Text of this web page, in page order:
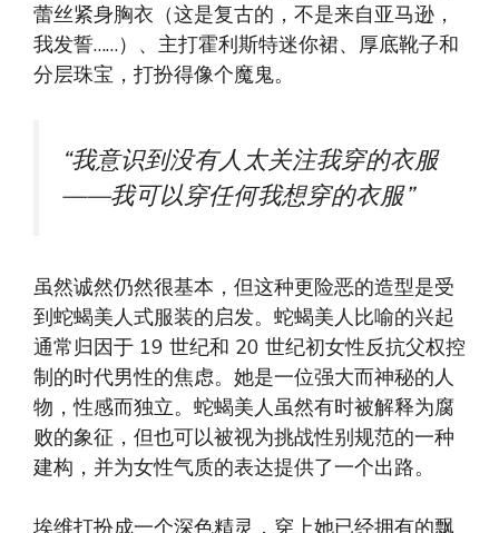
蕾丝紧身胸衣（这是复古的，不是来自亚马逊，
我发誓……）、主打霍利斯特迷你裙、厚底靴子和
分层珠宝，打扮得像个魔鬼。
“我意识到没有人太关注我穿的衣服
——我可以穿任何我想穿的衣服”
虽然诚然仍然很基本，但这种更险恶的造型是受
到蛇蝎美人式服装的启发。蛇蝎美人比喻的兴起
通常归因于 19 世纪和 20 世纪初女性反抗父权控
制的时代男性的焦虑。她是一位强大而神秘的人
物，性感而独立。蛇蝎美人虽然有时被解释为腐
败的象征，但也可以被视为挑战性别规范的一种
建构，并为女性气质的表达提供了一个出路。
埃维打扮成一个深色精灵，穿上她已经拥有的飘